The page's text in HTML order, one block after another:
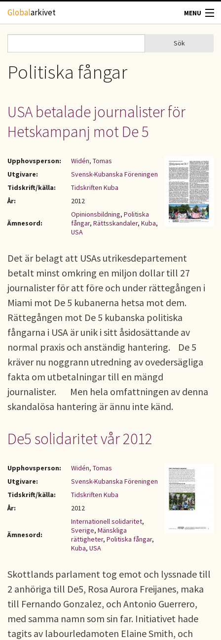
Hoppa till huvudinnehåll
Globalarkivet MENU
TIDSKRIFTER
GEOGRAFI
UPPHOVSRÄTT
KONTAKT
Sökformulär
Sök
Politiska fångar
USA betalade journalister för
Hetskampanj mot De 5
Upphovsperson:
Widén, Tomas
Utgivare:
Svensk-Kubanska Föreningen
Tidskrift/källa:
Tidskriften Kuba
År:
2012
Ämnesord:
Opinionsbildning, Politiska
fångar, Rättsskandaler, Kuba,
USA
Det är belagt att USAs utrikesdepartement
betalt minst omkring en miljon dollar till 27
journalister för att före och under rättegången i
Miami mot De 5 kubanerna hetsa mot dem.
Rättegången mot De 5 kubanska politiska
fångarna i USA är unik i sitt åsidosättande av
normal praxis och anständig hantering. De 5
kräver nu noggrann utredning av ovedersägliga
fakta om utbetalningar till en mängd
journalister. Men hela omfattningen av denna
skandalösa hantering är ännu inte känd.
De5 solidaritet vår 2012
Upphovsperson:
Widén, Tomas
Utgivare:
Svensk-Kubanska Föreningen
Tidskrift/källa:
Tidskriften Kuba
År:
2012
Ämnesord:
Internationell solidaritet,
Sverige, Mänskliga
rättigheter, Politiska fångar,
Kuba, USA
Skottlands parlament tog emot och lyssnade till
2 anhöriga till De5, Rosa Aurora Freijanes, maka
till Fernando Gonzalez, och Antonio Guerrero,
med samma namn som sin far. Initiativet hade
tagits av labourledamoten Elaine Smith, och